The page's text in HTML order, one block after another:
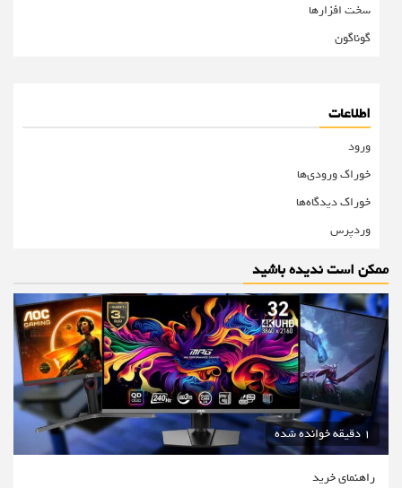
سخت افزارها
گوناگون
اطلاعات
ورود
خوراک ورودی‌ها
خوراک دیدگاه‌ها
وردپرس
ممکن است ندیده باشید
1 دقیقه خوانده شده
راهنمای خرید